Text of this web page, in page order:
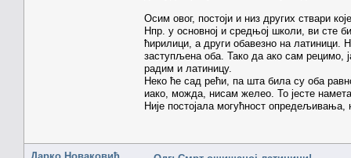
Осим овог, постоји и низ других ствари
Нпр. у основној и средњој школи, ви сте
ћирилици, а други обавезно на латиници.
заступљена оба. Тако да ако сам рецимо,
радим и латиницу.
Неко ће сад рећи, па шта била су оба
иако, можда, нисам желео. То јесте
Није постојала могућност опредељивања,